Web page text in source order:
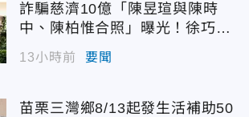
詐騙慈濟10億「陳昱瑄與陳時
中、陳柏惟合照」曝光！徐巧芯
震撼出手
13小時前 要聞
苗栗三灣鄉8/13起發生活補助50